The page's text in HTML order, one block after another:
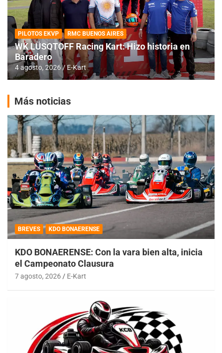
PILOTOS EKVP RMC BUENOS AIRES
WK LÜSQTOFF Racing Kart: Hizo historia en
Baradero
4 agosto, 2026 E-Kart
Más noticias
BREVES KDO BONAERENSE
KDO BONAERENSE: Con la vara bien alta, inicia
el Campeonato Clausura
7 agosto, 2026 E-Kart